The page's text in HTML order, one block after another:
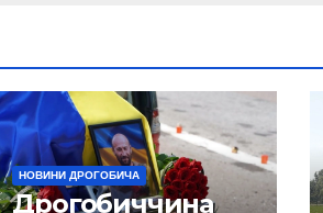
НОВИНИ ДРОГОБИЧА
Дрогобиччина